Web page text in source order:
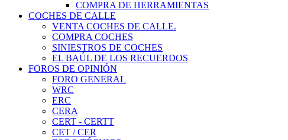
COMPRA DE HERRAMIENTAS
COCHES DE CALLE
VENTA COCHES DE CALLE.
COMPRA COCHES
SINIESTROS DE COCHES
EL BAÚL DE LOS RECUERDOS
FOROS DE OPINIÓN
FORO GENERAL
WRC
ERC
CERA
CERT - CERTT
CET / CER